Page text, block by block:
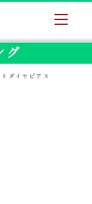
グ
ダイヤピアス